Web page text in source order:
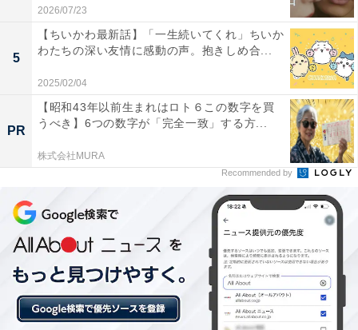
「牧野先生さすがに初恋泥棒すぎる」
仏頂面でぶっきらぼうながら、医師として子どもたちに
向き合う姿は真摯（しんし）そのもの。“冷たいけど優し
い”牧野の語る言葉一つひとつは、本質をとらえ核心をつ
いているぶん、キャラクターも相まって厳しく聞こえる
のでしょう。牧野によって悩みや問題を解決されたお調
子者の拓真は早くも彼に懐き、ゆきは「ちょっと変わっ
てるけど、私を初めて見つけてくれた先生だよ」と信頼
を寄せた様子。
X（旧Twitter）ではトレンド入りし、「松下洸平演じる
2026/07/23
5
【ちいかわ最新話】「一生続いてくれ」ちいか
わたちの深い友情に感動の声。抱きしめ合...
2025/02/04
PR
【昭和43年以前生まれはロト６この数字を買
うべき】6つの数字が「完全一致」する方...
株式会社MURA
Recommended by